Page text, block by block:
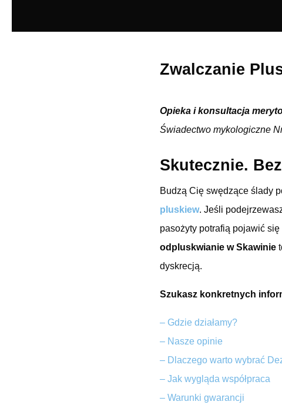
Zwalczanie
Opieka i konsultacja
Świadectwo mykologiczne
Skutecznie.
Budzą Cię swędzące ślady
pluskiew. Jeśli
pasożyty potrafią pojawić
odpluskwianie w Skawinie
dyskrecją.
Szukasz konkretnych
– Gdzie działamy?
– Nasze opinie
– Dlaczego warto wybrać
– Jak wygląda współpraca
– Warunki gwarancji